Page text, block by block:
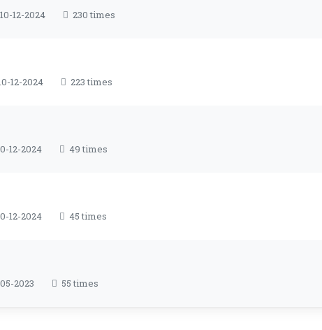
10-12-2024 230 times
12-2024 223 times
12-2024 49 times
12-2024 45 times
2023 55 times